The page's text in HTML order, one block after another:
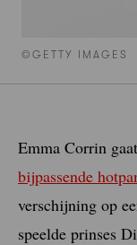
©GETTY IMAGES
Emma Corrin
bijpassende
verschijning op
speelde prinses